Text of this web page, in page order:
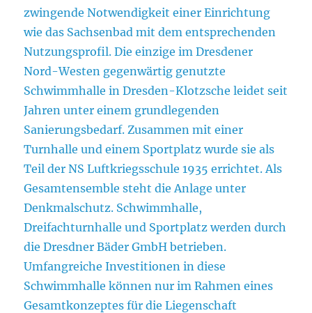
zwingende Notwendigkeit einer Einrichtung
wie das Sachsenbad mit dem entsprechenden
Nutzungsprofil. Die einzige im Dresdener
Nord-Westen gegenwärtig genutzte
Schwimmhalle in Dresden-Klotzsche leidet seit
Jahren unter einem grundlegenden
Sanierungsbedarf. Zusammen mit einer
Turnhalle und einem Sportplatz wurde sie als
Teil der NS Luftkriegsschule 1935 errichtet. Als
Gesamtensemble steht die Anlage unter
Denkmalschutz. Schwimmhalle,
Dreifachturnhalle und Sportplatz werden durch
die Dresdner Bäder GmbH betrieben.
Umfangreiche Investitionen in diese
Schwimmhalle können nur im Rahmen eines
Gesamtkonzeptes für die Liegenschaft